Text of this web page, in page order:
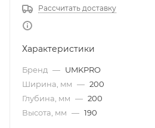
Рассчитать доставку
Характеристики
Бренд — UMKPRO
Ширина, мм — 200
Глубина, мм — 200
Высота, мм — 190